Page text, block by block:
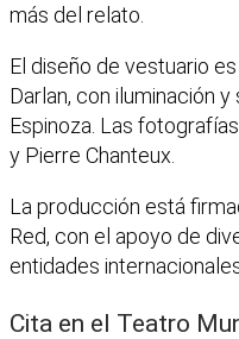
más del relato.
El diseño de vestuario
Darlan, con iluminación
Espinoza. Las
y Pierre Chanteux.
La producción está
Red, con el apoyo de
entidades
Cita en el Teatro